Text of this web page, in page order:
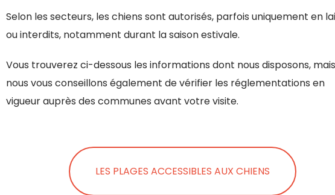
Selon les secteurs, les chiens sont autorisés, parfois uniquement en
ou interdits, notamment durant la saison estivale.
Vous trouverez ci-dessous les informations dont nous disposons, mais
nous vous conseillons également de vérifier les réglementations en
vigueur auprès des communes avant votre visite.
LES PLAGES ACCESSIBLES AUX CHIENS